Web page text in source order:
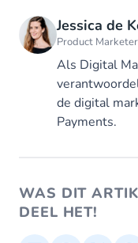
Jessica de
Product Marketer
Als Digital
de digital
Payments.
WAS DIT
DEEL HET!